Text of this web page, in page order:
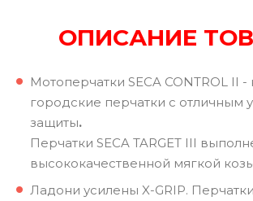
ОПИСАНИЕ
Мотоперчатки SECA CONTROL II -
городские перчатки с отличным
защиты.
Перчатки SECA TARGET III
высококачественной мягкой
Ладони усилены X-GRIP.